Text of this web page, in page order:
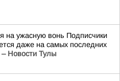
на ужасную вонь Подписчики
даже на самых последних
Новости Тулы